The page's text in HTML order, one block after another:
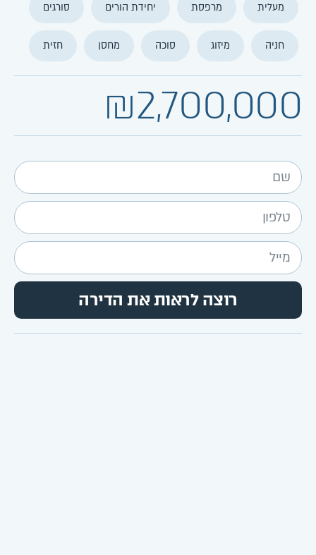
מעלית מרפסת יחידת הורים סורגים
חניה מיזוג סוכה מחסן חזית
₪2,700,000
רוצה לראות את הדירה